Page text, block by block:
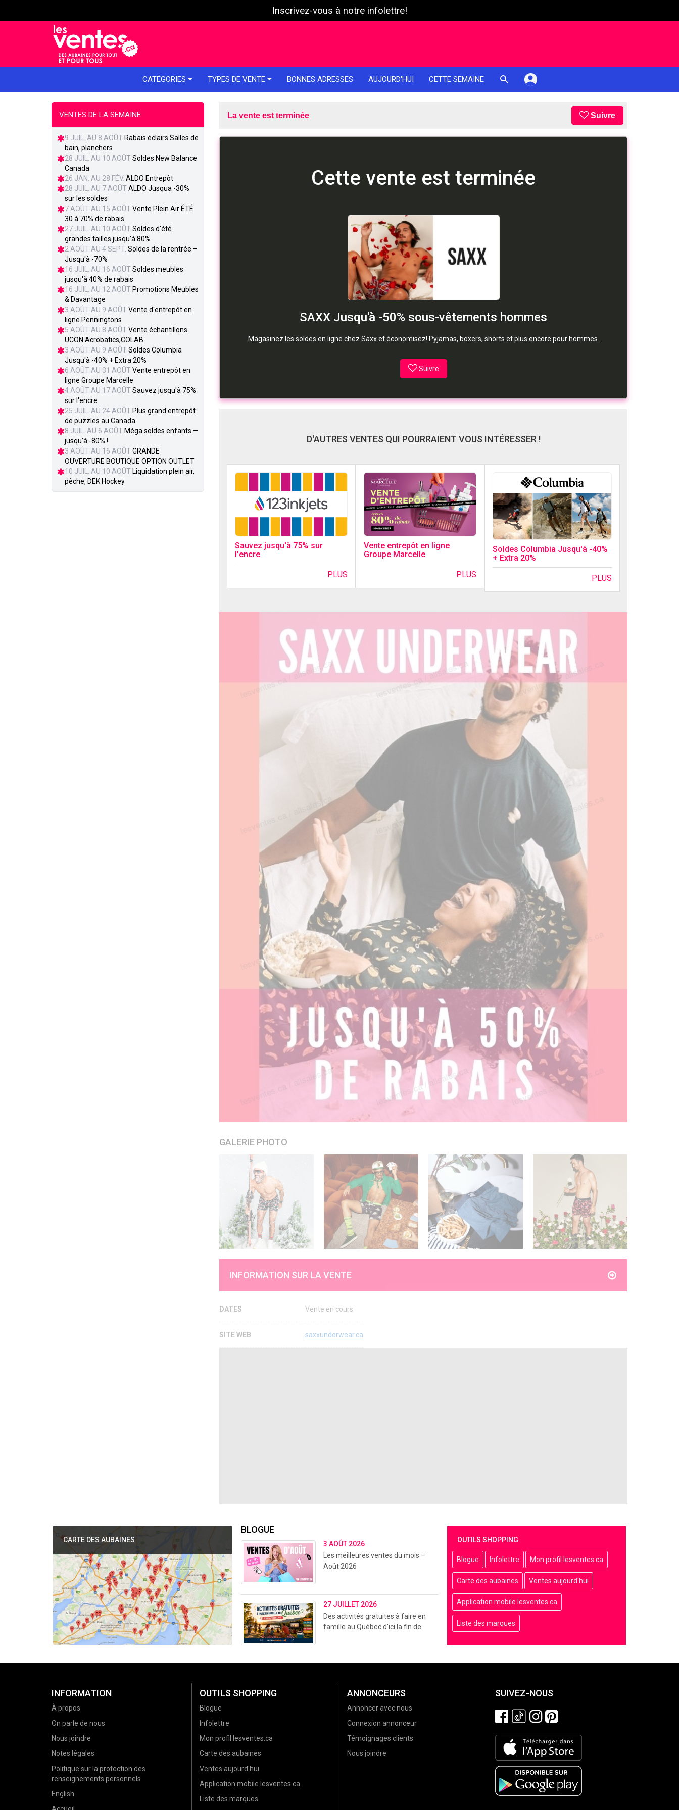
Inscrivez-vous à notre infolettre!
CATÉGORIES TYPES DE VENTE BONNES ADRESSES AUJOURD'HUI CETTE SEMAINE
La vente est terminée Suivre
Cette vente est terminée
SAXX Jusqu'à -50% sous-vêtements hommes
Magasinez les soldes en ligne chez Saxx et économisez! Pyjamas, boxers, shorts et plus encore pour hommes.
Suivre
D'AUTRES VENTES QUI POURRAIENT VOUS INTÉRESSER !
Sauvez jusqu'à 75% sur
l'encre
PLUS
Vente entrepôt en ligne
Groupe Marcelle
PLUS
Soldes Columbia Jusqu'à -40%
+ Extra 20%
PLUS
GALERIE PHOTO
INFORMATION SUR LA VENTE
DATES Vente en cours
SITE WEB saxxunderwear.ca
VENTES DE LA SEMAINE
9 JUIL. AU 8 AOÛT Rabais éclairs Salles de
bain, planchers
28 JUIL. AU 10 AOÛT Soldes New Balance
Canada
26 JAN. AU 28 FÉV. ALDO Entrepôt
28 JUIL. AU 7 AOÛT ALDO Jusqua -30%
sur les soldes
7 AOÛT AU 15 AOÛT Vente Plein Air ÉTÉ
30 à 70% de rabais
27 JUIL. AU 10 AOÛT Soldes d'été
grandes tailles jusqu'à 80%
2 AOÛT AU 4 SEPT. Soldes de la rentrée –
Jusqu'à -70%
16 JUIL. AU 16 AOÛT Soldes meubles
jusqu'à 40% de rabais
16 JUIL. AU 12 AOÛT Promotions Meubles
& Davantage
3 AOÛT AU 9 AOÛT Vente d'entrepôt en
ligne Penningtons
5 AOÛT AU 8 AOÛT Vente échantillons
UCON Acrobatics,COLAB
3 AOÛT AU 9 AOÛT Soldes Columbia
Jusqu'à -40% + Extra 20%
6 AOÛT AU 31 AOÛT Vente entrepôt en
ligne Groupe Marcelle
4 AOÛT AU 17 AOÛT Sauvez jusqu'à 75%
sur l'encre
25 JUIL. AU 24 AOÛT Plus grand entrepôt
de puzzles au Canada
8 JUIL. AU 6 AOÛT Méga soldes enfants —
jusqu’à -80% !
3 AOÛT AU 16 AOÛT GRANDE
OUVERTURE BOUTIQUE OPTION OUTLET
10 JUIL. AU 10 AOÛT Liquidation plein air,
pêche, DEK Hockey
CARTE DES AUBAINES OUTILS SHOPPING
Blogue Infolettre Mon profil lesventes.ca
Carte des aubaines Ventes aujourd'hui
Application mobile lesventes.ca
Liste des marques
BLOGUE
3 AOÛT 2026
Les meilleures ventes du mois –
Août 2026
27 JUILLET 2026
Des activités gratuites à faire en
famille au Québec d’ici la fin de
INFORMATION
À propos
On parle de nous
Nous joindre
Notes légales
Politique sur la protection des
renseignements personnels
English
OUTILS SHOPPING
Blogue
Infolettre
Mon profil lesventes.ca
Carte des aubaines
Ventes aujourd'hui
Application mobile lesventes.ca
Liste des marques
ANNONCEURS
Annoncer avec nous
Connexion annonceur
Témoignages clients
Nous joindre
SUIVEZ-NOUS